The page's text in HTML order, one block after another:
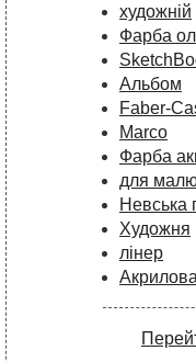
художній
Фарба
Альбом
Faber-
Marco
Фарба
для
Невська
Художня
лінер